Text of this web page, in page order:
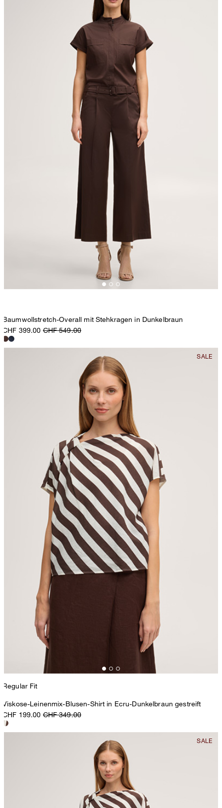
Baumwollstretch-Overall mit Stehkragen in Dunkelbraun
CHF 399.00 CHF 549.00
Regular Fit
Viskose-Leinenmix-Blusen-Shirt in Ecru-Dunkelbraun gestreift
CHF 199.00 CHF 349.00